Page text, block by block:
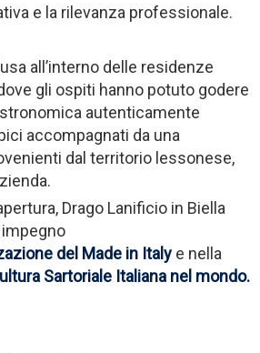
e la rilevanza professionale.
all’interno delle residenze
gli ospiti hanno potuto godere
autenticamente
accompagnati da una
dal territorio lessonese,
Drago Lanificio in Biella
del Made in Italy e nella
Sartoriale Italiana nel mondo.